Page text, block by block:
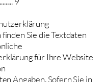
Sie die Textdaten
für Ihre Website
Angaben. Sofern Sie in